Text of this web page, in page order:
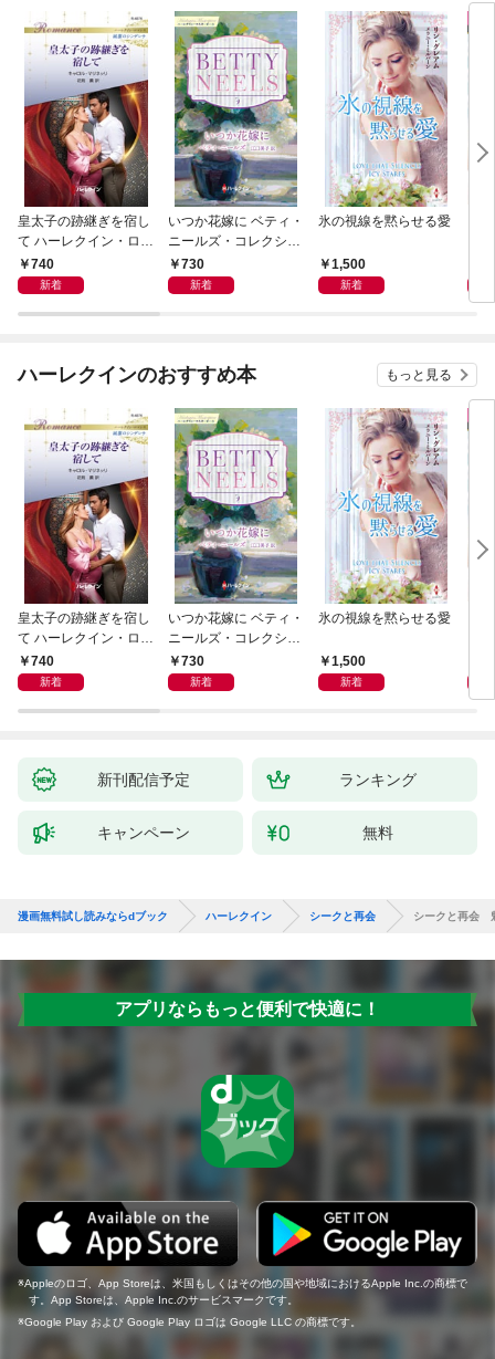
皇太子の跡継ぎを宿し
て ハーレクイン・ロマ
ンス～純潔のシンデレ
ラ～
740
新着
いつか花嫁に ベティ・
ニールズ・コレクショ
ン【ハーレクイン・マ
スターピース版】
730
新着
氷の視線を黙らせる愛
1,500
新着
ハーレクインのおすすめ本 もっと見る
皇太子の跡継ぎを宿し
て ハーレクイン・ロマ
ンス～純潔のシンデレ
ラ～
740
新着
いつか花嫁に ベティ・
ニールズ・コレクショ
ン【ハーレクイン・マ
スターピース版】
730
新着
氷の視線を黙らせる愛
1,500
新着
新刊配信予定 ランキング
キャンペーン 無料
漫画無料試し読みならdブック ハーレクイン シークと再会 シークと再会
アプリならもっと便利で快適に！
Appleのロゴ、App Storeは、米国もしくはその他の国や地域におけるApple Inc.の商標で
す。App Storeは、Apple Inc.のサービスマークです。
Google Play および Google Play ロゴは Google LLC の商標です。